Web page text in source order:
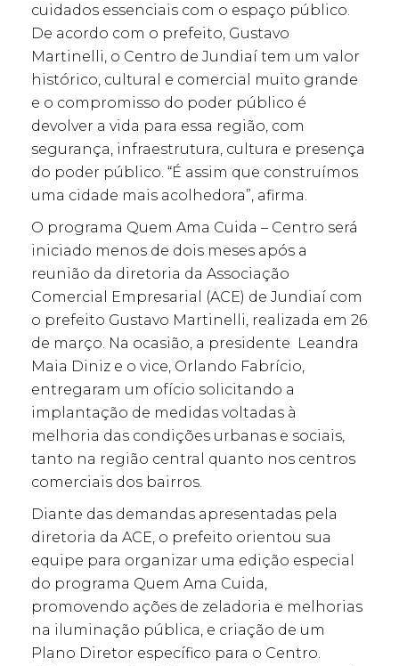
cuidados essenciais com o espaço público.
De acordo com o prefeito, Gustavo
Martinelli, o Centro de Jundiaí tem um valor
histórico, cultural e comercial muito grande
e o compromisso do poder público é
devolver a vida para essa região, com
segurança, infraestrutura, cultura e presença
do poder público. “É assim que construímos
uma cidade mais acolhedora”, afirma.
O programa Quem Ama Cuida – Centro será
iniciado menos de dois meses após a
reunião da diretoria da Associação
Comercial Empresarial (ACE) de Jundiaí com
o prefeito Gustavo Martinelli, realizada em 26
de março. Na ocasião, a presidente Leandra
Maia Diniz e o vice, Orlando Fabrício,
entregaram um ofício solicitando a
implantação de medidas voltadas à
melhoria das condições urbanas e sociais,
tanto na região central quanto nos centros
comerciais dos bairros.
Diante das demandas apresentadas pela
diretoria da ACE, o prefeito orientou sua
equipe para organizar uma edição especial
do programa Quem Ama Cuida,
promovendo ações de zeladoria e melhorias
na iluminação pública, e criação de um
Plano Diretor específico para o Centro.